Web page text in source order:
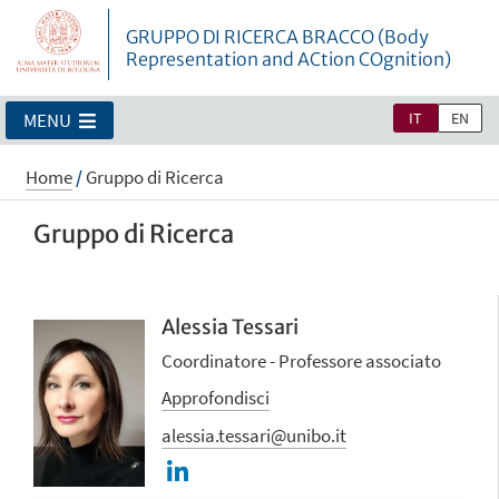
GRUPPO DI RICERCA BRACCO (Body
Representation and ACtion COgnition)
IT EN
MENU
Home/Gruppo di Ricerca
Gruppo di Ricerca
Alessia Tessari
Coordinatore - Professore associato
Approfondisci
alessia.tessari@unibo.it